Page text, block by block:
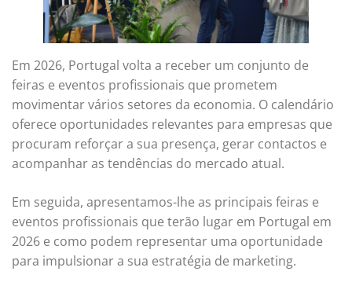
Em 2026, Portugal volta a receber um conjunto de
feiras e eventos profissionais que prometem
movimentar vários setores da economia. O calendário
oferece oportunidades relevantes para empresas que
procuram reforçar a sua presença, gerar contactos e
acompanhar as tendências do mercado atual.
Em seguida, apresentamos-lhe as principais feiras e
eventos profissionais que terão lugar em Portugal em
2026 e como podem representar uma oportunidade
para impulsionar a sua estratégia de marketing.